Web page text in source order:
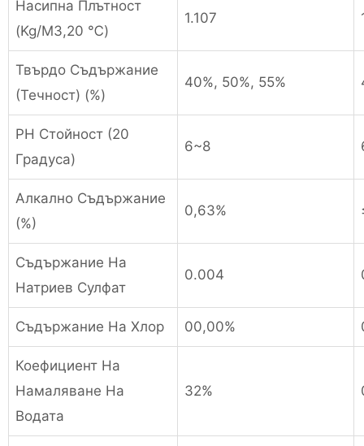
Насипна Плътност
(Kg/M3,20 ℃)
1.107
Твърдо Съдържание
(течност) (%)
40%, 50%, 55%
PH Стойност (20
Градуса)
6~8
Алкално Съдържание
(%)
0,63%
Съдържание На
Натриев Сулфат
0.004
Съдържание На Хлор 00,00%
Коефициент На
Намаляване На
Водата
32%